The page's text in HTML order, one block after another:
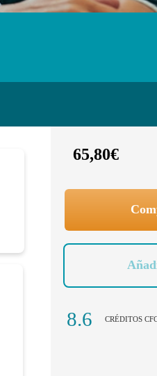
65,80€
8.6 CRÉDITOS